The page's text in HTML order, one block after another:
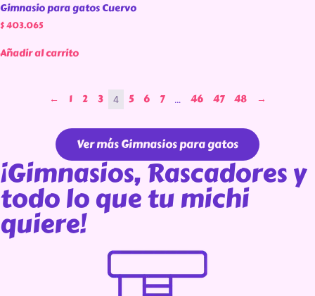
Gimnasio para gatos Cuervo
$403.065
Añadir al carrito
← 1 2 3 4 5 6 7 … 46 47 48 →
Ver más Gimnasios para gatos
¡Gimnasios, Rascadores y
todo lo que tu michi
quiere!